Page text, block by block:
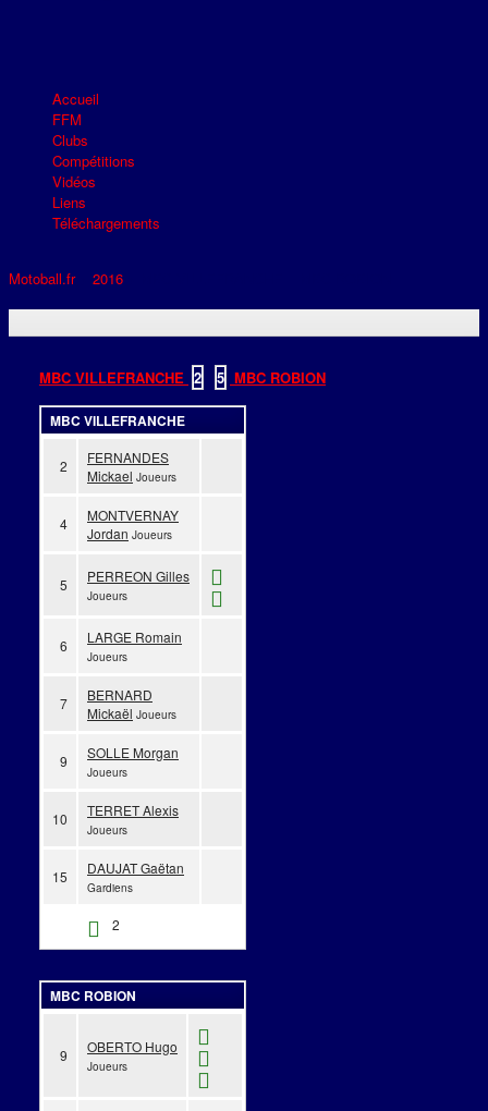
Accueil
FFM
Clubs
Compétitions
Vidéos
Liens
Téléchargements
Motoball.fr> 2016
MBC VILLEFRANCHE 2 5 MBC ROBION
MBC VILLEFRANCHE
2
FERNANDES
Mickael Joueurs
4
MONTVERNAY
Jordan Joueurs
5 PERREON Gilles
Joueurs
6 LARGE Romain
Joueurs
7
BERNARD
Mickaël Joueurs
9 SOLLE Morgan
Joueurs
10 TERRET Alexis
Joueurs
15 DAUJAT Gaëtan
Gardiens
2
MBC ROBION
9 OBERTO Hugo
Joueurs